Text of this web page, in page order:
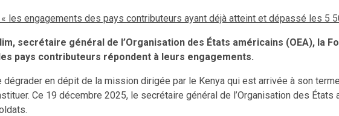
les engagements des pays contributeurs ayant déjà atteint et dépassé les 5
secrétaire général de l’Organisation des États américains (OEA), la
pays contributeurs répondent à leurs engagements.
en dépit de la mission dirigée par le Kenya qui est arrivée à son
Ce 19 décembre 2025, le secrétaire général de l’Organisation des